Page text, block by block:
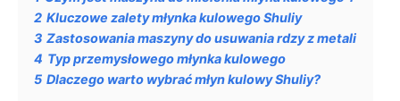
2 Kluczowe zalety młynka kulowego Shuliy
3 Zastosowania maszyny do usuwania rdzy z metali
4 Typ przemysłowego młynka kulowego
5 Dlaczego warto wybrać młyn kulowy Shuliy?